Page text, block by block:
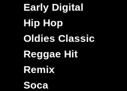
Early Digital
Hip Hop
Oldies Classic
Reggae Hit
Remix
Soca